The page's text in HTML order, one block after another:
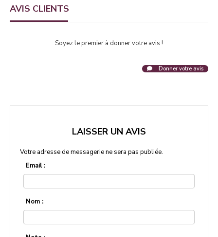
AVIS CLIENTS
Soyez le premier à donner votre avis !
Donner votre avis
LAISSER UN AVIS
Votre adresse de messagerie ne sera pas publiée.
Email :
Nom :